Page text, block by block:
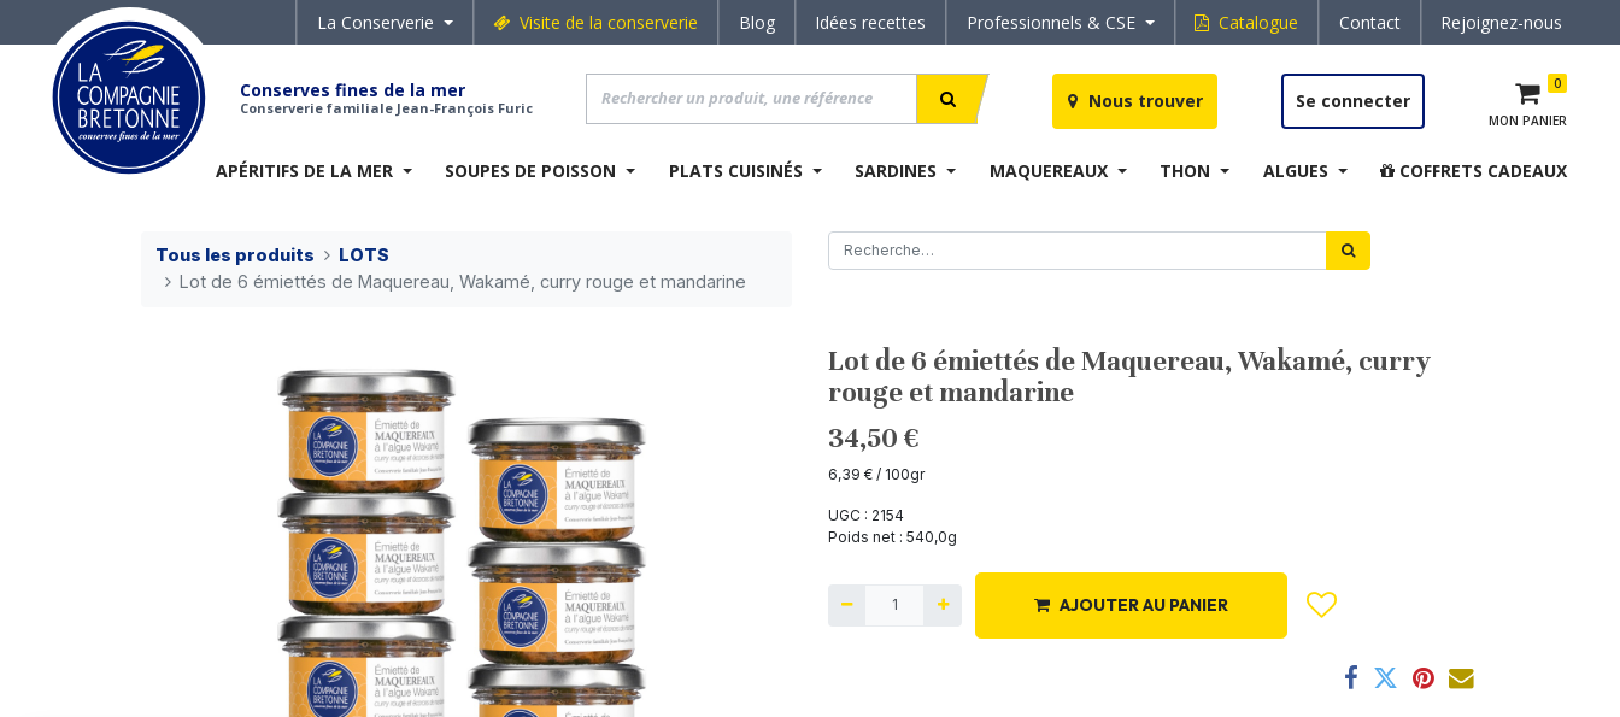
La Conserverie Visite de la conserverie Blog Idées recettes Professionnels & CSE Catalogue Contact Rejoignez-nous
Conserves fines de la mer
Conserverie familiale Jean-François Furic Nous trouver Se connecter
MON PANIER
0
APÉRITIFS DE LA MER SOUPES DE POISSON PLATS CUISINÉS SARDINES MAQUEREAUX THON ALGUES COFFRETS CADEAUX
Tous les produits
LOTS
Lot de 6 émiettés de Maquereau, Wakamé, curry rouge et mandarine
Lot de 6 émiettés de Maquereau, Wakamé, curry
rouge et mandarine
34,50 €
6,39 € / 100gr
UGC : 2154
Poids net : 540,0g
AJOUTER AU PANIER